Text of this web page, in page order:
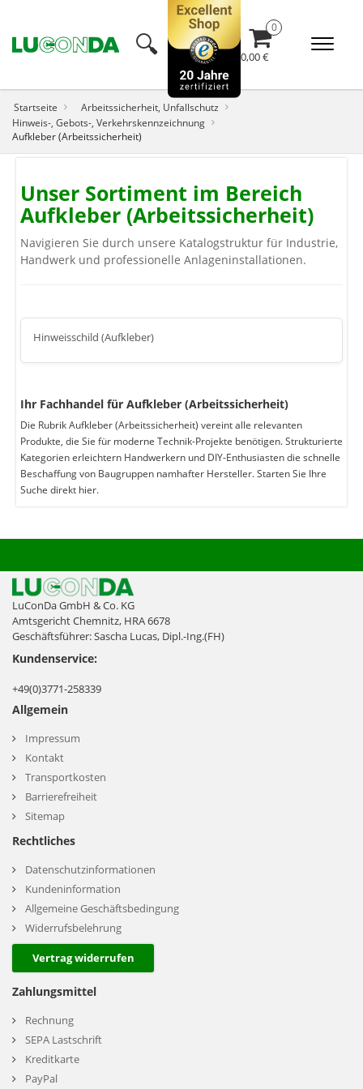
🔍︎ 0,00 €
Startseite
Arbeitssicherheit, Unfallschutz
Hinweis-, Gebots-, Verkehrskennzeichnung
Aufkleber (Arbeitssicherheit)
Unser Sortiment im Bereich
Aufkleber (Arbeitssicherheit)
Navigieren Sie durch unsere Katalogstruktur für Industrie,
Handwerk und professionelle Anlageninstallationen.
Hinweisschild (Aufkleber)
Ihr Fachhandel für Aufkleber (Arbeitssicherheit)
Die Rubrik Aufkleber (Arbeitssicherheit) vereint alle relevanten
Produkte, die Sie für moderne Technik-Projekte benötigen. Strukturierte
Kategorien erleichtern Handwerkern und DIY-Enthusiasten die schnelle
Beschaffung von Baugruppen namhafter Hersteller. Starten Sie Ihre
Suche direkt hier.
LuConDa GmbH & Co. KG
Amtsgericht Chemnitz, HRA 6678
Geschäftsführer: Sascha Lucas, Dipl.-Ing.(FH)
Kundenservice:
+49(0)3771-258339
Allgemein
Impressum
Kontakt
Transportkosten
Barrierefreiheit
Sitemap
Rechtliches
Datenschutzinformationen
Kundeninformation
Allgemeine Geschäftsbedingung
Widerrufsbelehrung
Vertrag widerrufen
Zahlungsmittel
Rechnung
SEPA Lastschrift
Kreditkarte
PayPal